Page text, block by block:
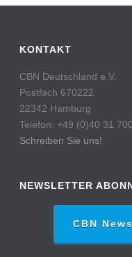
KONTAKT
CBN Deutschland e.V.
Postfach 670222
22342 Hamburg
Telefon: +49 (0)40 31
Schreiben Sie uns!
NEWSLETTER
CBN